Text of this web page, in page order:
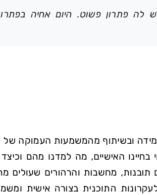
פתרון פשוט. היום אחיה
ובשיתוף מהמשמעות העמוקה של
בחיינו האישיים, מה למדנו מהם
מחשבות והרהורים שעולים
התוכנית בצורה אישית